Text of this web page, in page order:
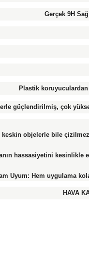
Gerçek 9H
Plastik
güçlendirilmiş, çok
keskin objelerle bile
hassasiyetini kesinlikle
Uyum: Hem uygulama
HAVA